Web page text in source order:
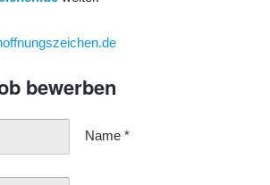
bewerben
Name *